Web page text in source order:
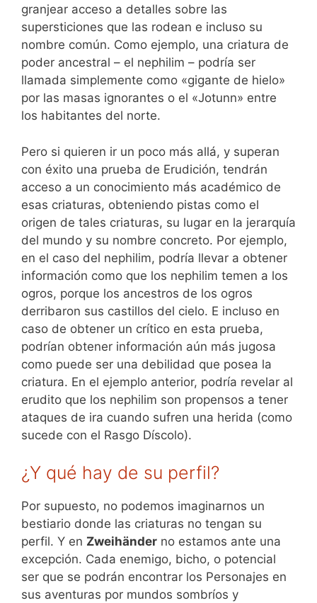
granjear acceso a detalles sobre las
supersticiones que las rodean e incluso su
nombre común. Como ejemplo, una criatura de
poder ancestral – el nephilim – podría ser
llamada simplemente como «gigante de hielo»
por las masas ignorantes o el «Jotunn» entre
los habitantes del norte.
Pero si quieren ir un poco más allá, y superan
con éxito una prueba de Erudición, tendrán
acceso a un conocimiento más académico de
esas criaturas, obteniendo pistas como el
origen de tales criaturas, su lugar en la jerarquía
del mundo y su nombre concreto. Por ejemplo,
en el caso del nephilim, podría llevar a obtener
información como que los nephilim temen a los
ogros, porque los ancestros de los ogros
derribaron sus castillos del cielo. E incluso en
caso de obtener un crítico en esta prueba,
podrían obtener información aún más jugosa
como puede ser una debilidad que posea la
criatura. En el ejemplo anterior, podría revelar al
erudito que los nephilim son propensos a tener
ataques de ira cuando sufren una herida (como
sucede con el Rasgo Díscolo).
¿Y qué hay de su perfil?
Por supuesto, no podemos imaginarnos un
bestiario donde las criaturas no tengan su
perfil. Y en Zweihänder no estamos ante una
excepción. Cada enemigo, bicho, o potencial
ser que se podrán encontrar los Personajes en
sus aventuras por mundos sombríos y